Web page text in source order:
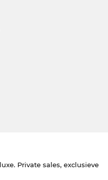
Private sales, exclusieve